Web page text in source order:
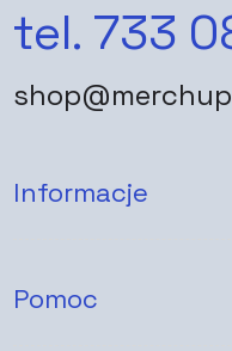
tel. 733
Informacje
Pomoc